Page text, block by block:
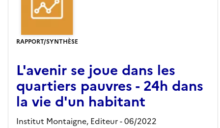
RAPPORT/SYNTHÈSE
L'avenir se joue dans les
quartiers pauvres - 24h dans
la vie d'un habitant
Institut Montaigne, Editeur- 06/2022